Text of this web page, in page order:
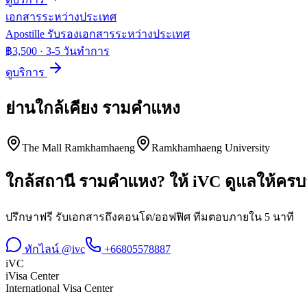
เอกสารระหว่างประเทศ
Apostille รับรองเอกสารระหว่างประเทศ
฿3,500 · 3-5 วันทำการ
ดูบริการ
ย่านใกล้เคียง รามคำแหง
The Mall Ramkhamhaeng Ramkhamhaeng University
ใกล้สถานี รามคำแหง? ให้ iVC ดูแลให้คร
ปรึกษาฟรี รับเอกสารถึงคอนโด/ออฟฟิศ ทีมตอบภายใน 5 นาที
ทักไลน์ @ivc
+66805578887
iVC
iVisa Center
International Visa Center